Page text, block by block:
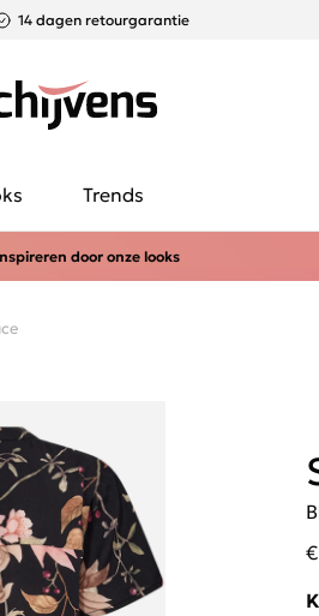
14 dagen retourgarantie
Trends
door onze looks